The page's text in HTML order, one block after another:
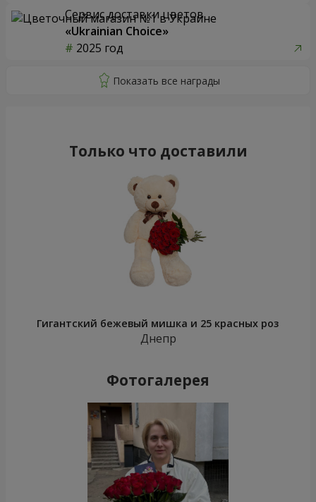
Сервис доставки цветов
«Ukrainian Choice»
2025 год
Только что доставили
Гигантский бежевый мишка и 25 красных роз
Днепр
Фотогалерея